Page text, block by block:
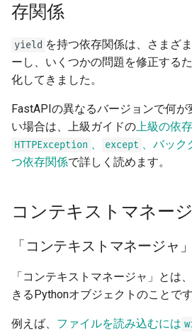
存関係
yield を持つ依存関係は、さまざ
ーし、いくつかの問題を修正する
化してきました。
FastAPIの異なるバージョンで何が
い場合は、上級ガイドの 上級の依
HTTPException except
、バッ
つ依存関係で詳しく読めます。
コンテキストマネー
「コンテキストマネージャ
「コンテキストマネージャ」とは、
きるPythonオブジェクトのことです
例えば、 ファイルを読み込むには